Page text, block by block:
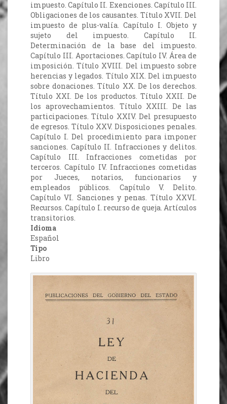
impuesto. Capítulo II. Exenciones. Capítulo III.
Obligaciones de los causantes. Título XVII. Del
impuesto de plus-valía. Capítulo I. Objeto y
sujeto del impuesto. Capítulo II.
Determinación de la base del impuesto.
Capítulo III. Aportaciones. Capítulo IV. Área de
imposición. Título XVIII. Del impuesto sobre
herencias y legados. Título XIX. Del impuesto
sobre donaciones. Título XX. De los derechos.
Título XXI. De los productos. Título XXII. De
los aprovechamientos. Título XXIII. De las
participaciones. Título XXIV. Del presupuesto
de egresos. Título XXV. Disposiciones penales.
Capítulo I. Del procedimiento para imponer
sanciones. Capítulo II. Infracciones y delitos.
Capítulo III. Infracciones cometidas por
terceros. Capítulo IV. Infracciones cometidas
por Jueces, notarios, funcionarios y
empleados públicos. Capítulo V. Delito.
Capítulo VI. Sanciones y penas. Título XXVI.
Recursos. Capítulo I. recurso de queja. Artículos
transitorios.
Idioma
Español
Tipo
Libro